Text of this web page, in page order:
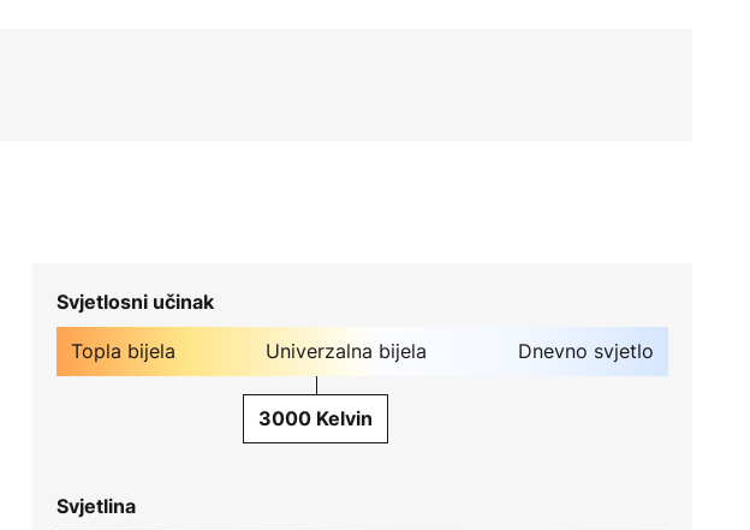
Svjetlosni učinak
Topla bijela Univerzalna bijela Dnevno svjetlo
3000 Kelvin
Svjetlina